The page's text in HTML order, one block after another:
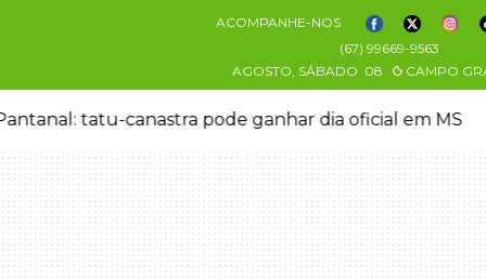
ACOMPANHE-NOS
(67) 99669-9563
AGOSTO, SÁBADO 08 CAMPO
tatu-canastra pode ganhar dia oficial em MS